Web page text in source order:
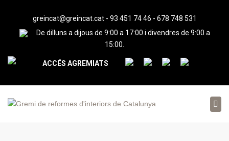
greincat@greincat.cat- 93 451 74 46 - 678 748 531
De dilluns a dijous de 9:00 a 17:00 i divendres de 9:00 a
15:00.
ACCÉS AGREMIATS